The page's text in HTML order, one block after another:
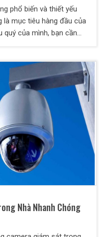
phổ biến và thiết yếu
là mục tiêu hàng đầu của
quý của mình, bạn cần
Nhà Nhanh Chóng